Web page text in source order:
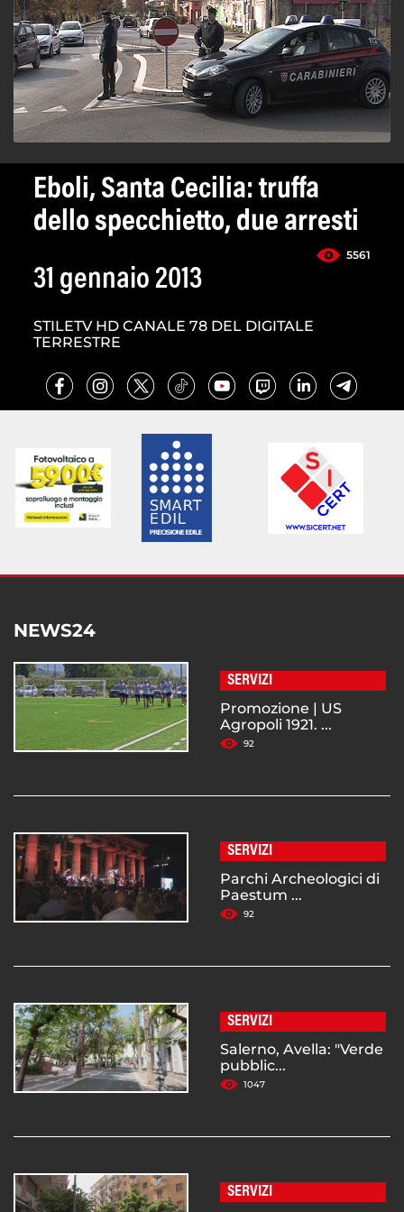
Eboli, Santa Cecilia: truffa
dello specchietto, due arresti
5561
31 gennaio 2013
STILETV HD CANALE 78 DEL DIGITALE
TERRESTRE
NEWS24
SERVIZI
Promozione | US
Agropoli 1921. ...
92
SERVIZI
Parchi Archeologici di
Paestum ...
92
SERVIZI
Salerno, Avella: "Verde
pubblic...
1047
SERVIZI